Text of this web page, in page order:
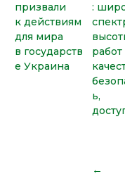
призвали
к действиям
для мира
в государств
е Украина
:
ь,
←